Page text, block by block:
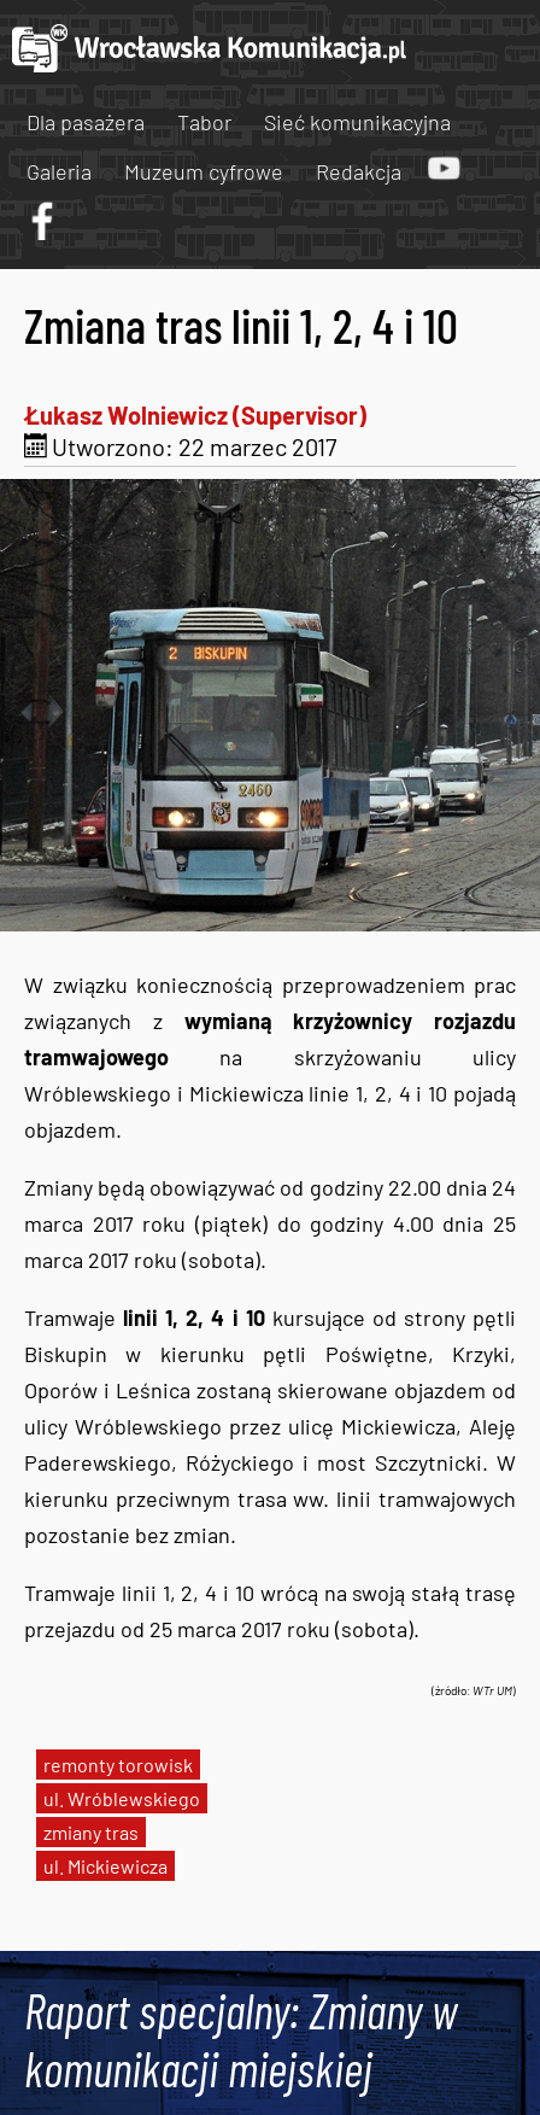
Dla pasażera Tabor
Sieć komunikacyjna
Galeria
Muzeum cyfrowe Redakcja
Zmiana tras linii 1, 2, 4 i 10
Łukasz Wolniewicz (Supervisor)
Utworzono: 22 marzec 2017
remonty torowisk
ul. Wróblewskiego
zmiany tras
ul. Mickiewicza
W związku koniecznością przeprowadzeniem prac
związanych z wymianą krzyżownicy rozjazdu
tramwajowego na skrzyżowaniu ulicy
Wróblewskiego i Mickiewicza linie 1, 2, 4 i 10 pojadą
objazdem.
Zmiany będą obowiązywać od godziny 22.00 dnia 24
marca 2017 roku (piątek) do godziny 4.00 dnia 25
marca 2017 roku (sobota).
Tramwaje linii 1, 2, 4 i 10kursujące od strony pętli
Biskupin w kierunku pętli Poświętne, Krzyki,
Oporów i Leśnica zostaną skierowane objazdem od
ulicy Wróblewskiego przez ulicę Mickiewicza, Aleję
Paderewskiego, Różyckiego i most Szczytnicki. W
kierunku przeciwnym trasa ww. linii tramwajowych
pozostanie bez zmian.
Tramwaje linii 1, 2, 4 i 10 wrócą na swoją stałą trasę
przejazdu od 25 marca 2017 roku (sobota).
(źródło: WTr UM)
Raport specjalny: Zmiany w
komunikacji miejskiej